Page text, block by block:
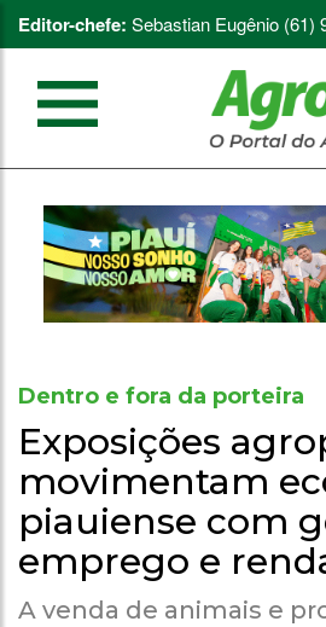
Editor-chefe: Sebastian Eugênio (61)
Dentro e fora da porteira
Exposições
movimentam
piauiense com
emprego e
A venda de animais e